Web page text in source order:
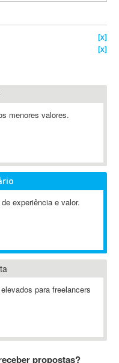
[x]
[x]
menores valores.
experiência e valor.
para freelancers
propostas?